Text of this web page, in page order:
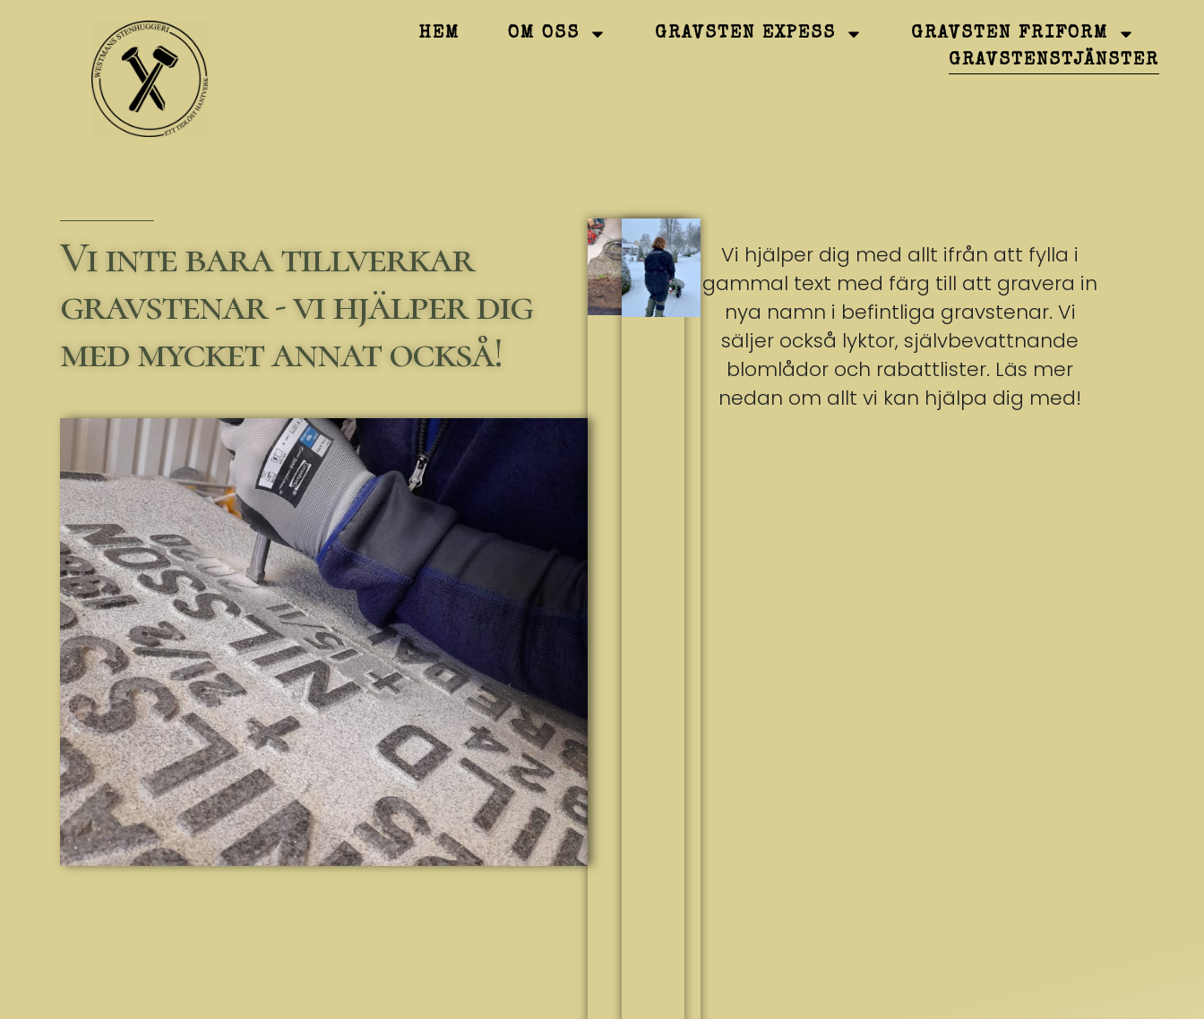
HEM OM OSS GRAVSTEN EXPESS
GRAVSTEN FRIFORM
GRAVSTENSTJÄNSTER
Vi inte bara tillverkar
gravstenar - vi hjälper dig
med mycket annat också!
Vi hjälper dig med allt ifrån att fylla i
gammal text med färg till att gravera in
nya namn i befintliga gravstenar. Vi
säljer också lyktor, självbevattnande
blomlådor och rabattlister. Läs mer
nedan om allt vi kan hjälpa dig med!